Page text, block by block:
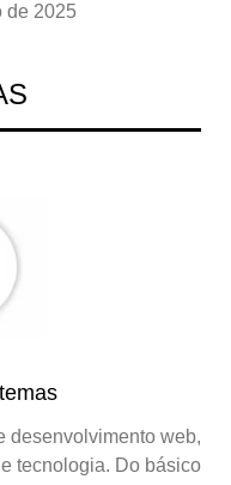
de 2025
desenvolvimento web,
tecnologia. Do básico